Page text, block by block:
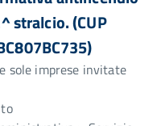
stralcio. (CUP
sole imprese invitate